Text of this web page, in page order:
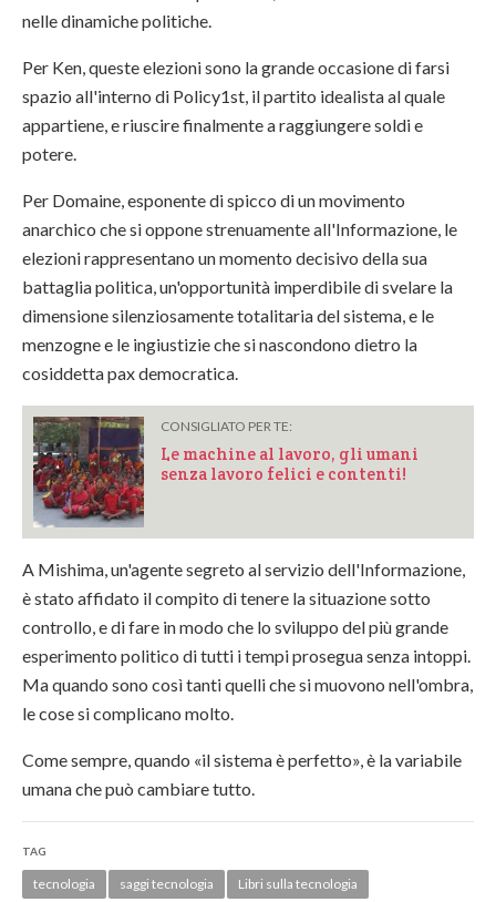
nelle dinamiche politiche.
Per Ken, queste elezioni sono la grande occasione di farsi
spazio all'interno di Policy1st, il partito idealista al quale
appartiene, e riuscire finalmente a raggiungere soldi e
potere.
Per Domaine, esponente di spicco di un movimento
anarchico che si oppone strenuamente all'Informazione, le
elezioni rappresentano un momento decisivo della sua
battaglia politica, un'opportunità imperdibile di svelare la
dimensione silenziosamente totalitaria del sistema, e le
menzogne e le ingiustizie che si nascondono dietro la
cosiddetta pax democratica.
CONSIGLIATO PER TE:
Le machine al lavoro, gli umani
senza lavoro felici e contenti!
A Mishima, un'agente segreto al servizio dell'Informazione,
è stato affidato il compito di tenere la situazione sotto
controllo, e di fare in modo che lo sviluppo del più grande
esperimento politico di tutti i tempi prosegua senza intoppi.
Ma quando sono così tanti quelli che si muovono nell'ombra,
le cose si complicano molto.
Come sempre, quando «il sistema è perfetto», è la variabile
umana che può cambiare tutto.
TAG
tecnologia saggi tecnologia
Libri sulla tecnologia